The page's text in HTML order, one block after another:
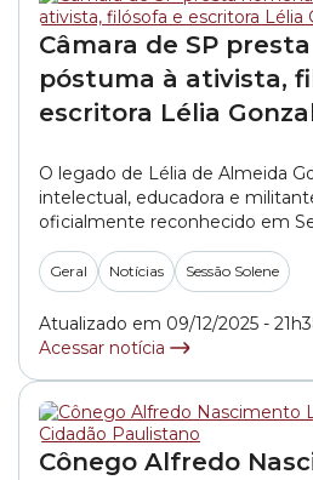
Câmara de SP
póstuma à ativista,
escritora Lélia
O legado de Lélia de Almeida
intelectual, educadora e
oficialmente reconhecido em
desta terça-feira (9/12) na
Paulo. A concessão do Título de
memoriam foi proposta pela
Geral Notícias Sessão Solene
Atualizado em 09/12/2025 -
Acessar notícia
Cônego Alfredo